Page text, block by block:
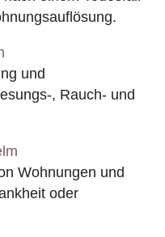
und
, Rauch- und
Wohnungen und
oder